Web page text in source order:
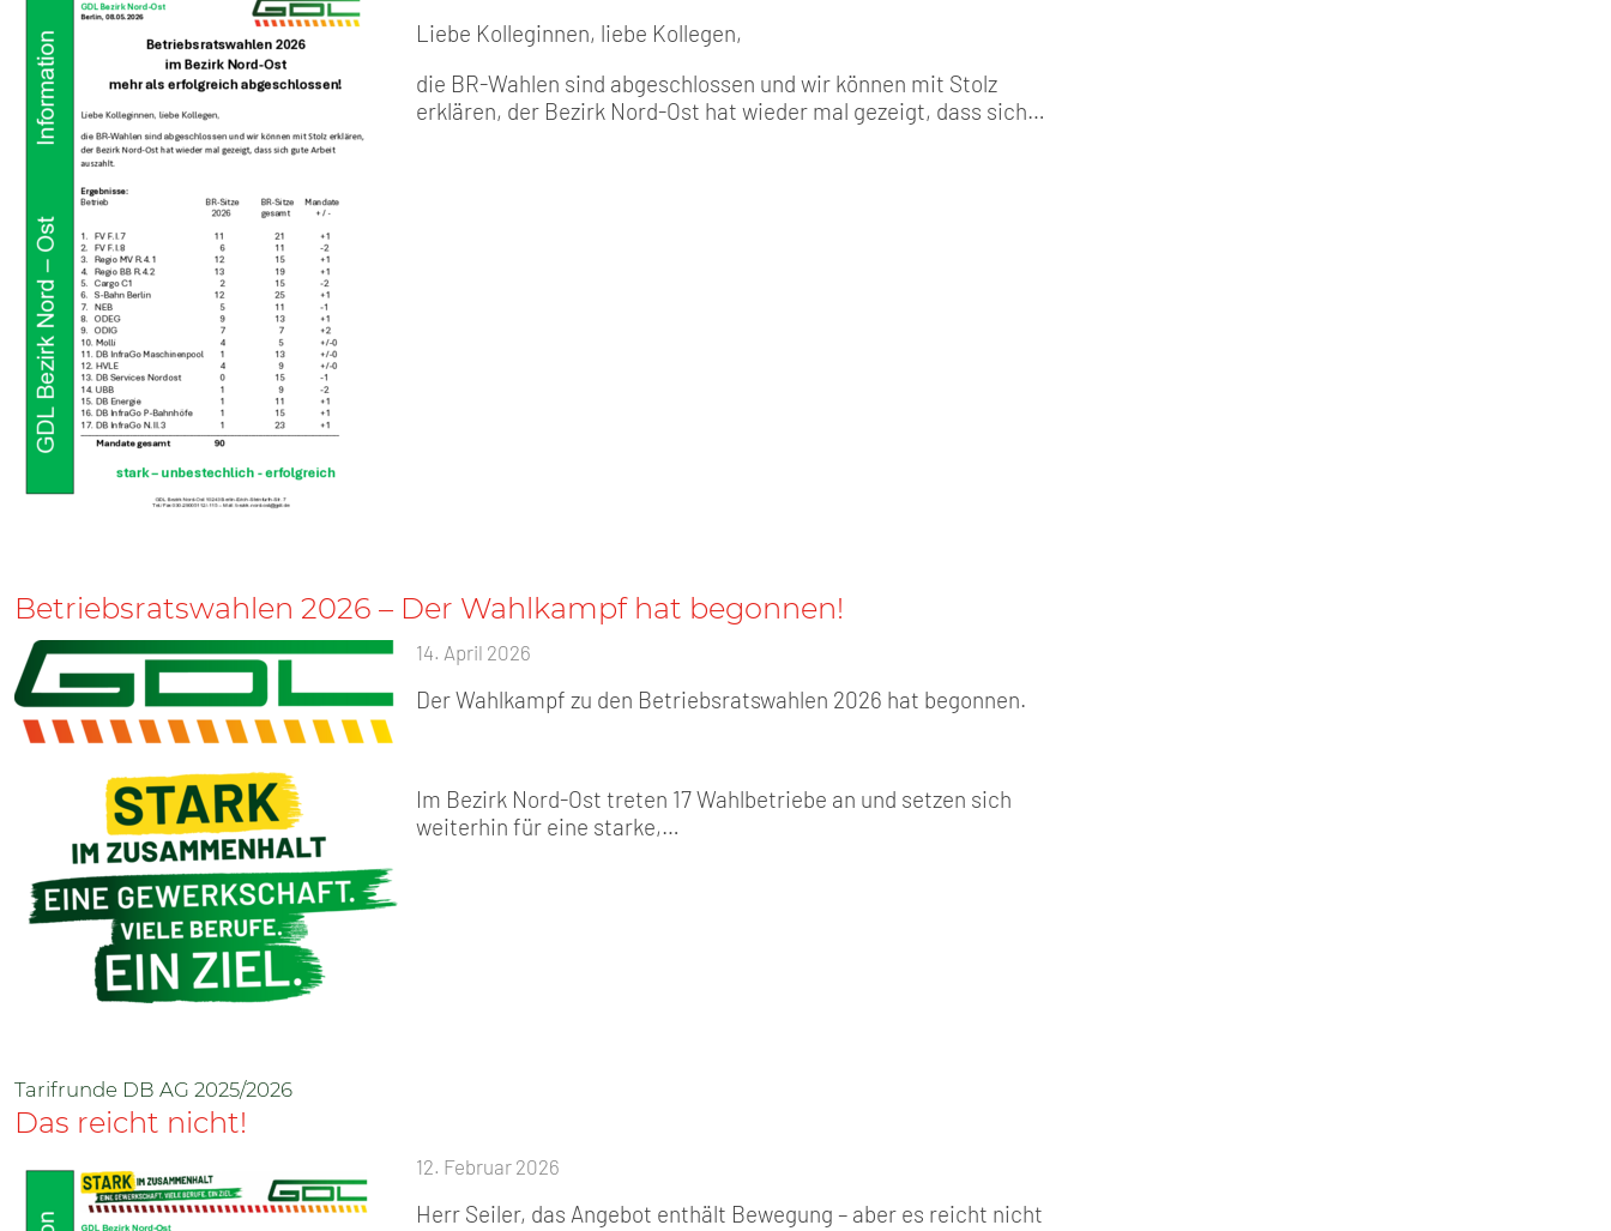
Liebe Kolleginnen, liebe Kollegen,
die BR-Wahlen sind abgeschlossen und wir können mit Stolz
erklären, der Bezirk Nord-Ost hat wieder mal gezeigt, dass sich…
Betriebsratswahlen 2026 – Der Wahlkampf hat begonnen!
14. April 2026
Der Wahlkampf zu den Betriebsratswahlen 2026 hat begonnen.
Im Bezirk Nord-Ost treten 17 Wahlbetriebe an und setzen sich
weiterhin für eine starke,…
Tarifrunde DB AG 2025/2026
Das reicht nicht!
12. Februar 2026
Herr Seiler, das Angebot enthält Bewegung – aber es reicht nicht